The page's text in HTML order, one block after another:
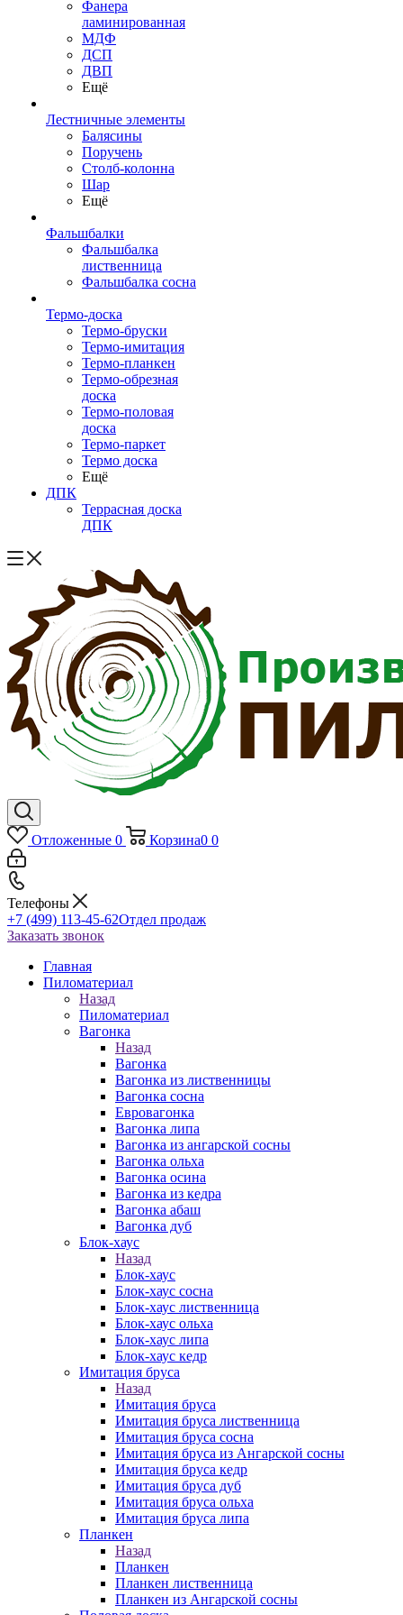
Фанера
ламинированная
МДФ
ДСП
ДВП
Ещё
Лестничные элементы
Балясины
Поручень
Столб-колонна
Шар
Ещё
Фальшбалки
Фальшбалка
лиственница
Фальшбалка сосна
Термо-доска
Термо-бруски
Термо-имитация
Термо-планкен
Термо-обрезная
доска
Термо-половая
доска
Термо-паркет
Термо доска
Ещё
ДПК
Террасная доска
ДПК
Отложенные 0 Корзина0 0
Телефоны
+7 (499) 113-45-62Отдел продаж
Заказать звонок
Главная
Пиломатериал
Назад
Пиломатериал
Вагонка
Назад
Вагонка
Вагонка из лиственницы
Вагонка сосна
Евровагонка
Вагонка липа
Вагонка из ангарской сосны
Вагонка ольха
Вагонка осина
Вагонка из кедра
Вагонка абаш
Вагонка дуб
Блок-хаус
Назад
Блок-хаус
Блок-хаус сосна
Блок-хаус лиственница
Блок-хаус ольха
Блок-хаус липа
Блок-хаус кедр
Имитация бруса
Назад
Имитация бруса
Имитация бруса лиственница
Имитация бруса сосна
Имитация бруса из Ангарской сосны
Имитация бруса кедр
Имитация бруса дуб
Имитация бруса ольха
Имитация бруса липа
Планкен
Назад
Планкен
Планкен лиственница
Планкен из Ангарской сосны